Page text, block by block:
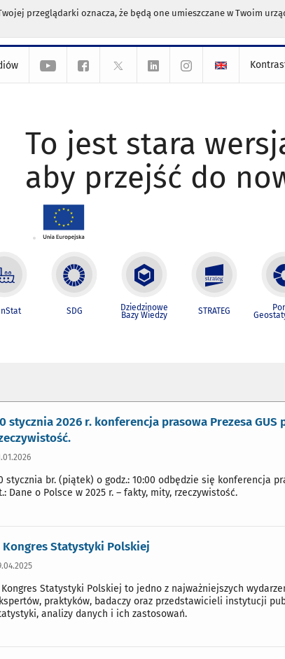
przeglądarki oznacza, że będą one umieszczane w Twoim
To jest stara
aby przejść do
SDG Dziedzinowe
Bazy Wiedzy STRATEG
stycznia 2026 r. konferencja prasowa Prezesa GUS
stycznia br. (piątek) o godz.: 10:00 odbędzie się konferencja
Dane o Polsce w 2025 r. – fakty, mity, rzeczywistość.
Kongres Statystyki Polskiej
Kongres Statystyki Polskiej to jedno z najważniejszych
praktyków, badaczy oraz przedstawicieli instytucji
analizy danych i ich zastosowań.